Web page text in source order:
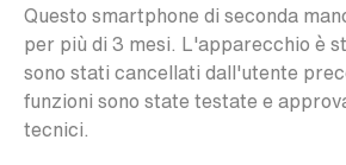
Questo smartphone di seconda
per più di 3 mesi. L'apparecchio è
sono stati cancellati dall'utente
funzioni sono state testate e
tecnici.